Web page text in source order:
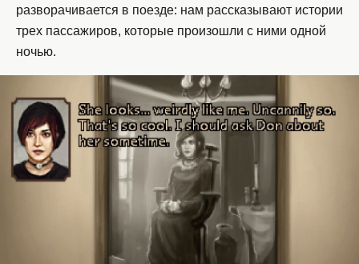
разворачивается в поезде: нам рассказывают истории
трех пассажиров, которые произошли с ними одной
ночью.